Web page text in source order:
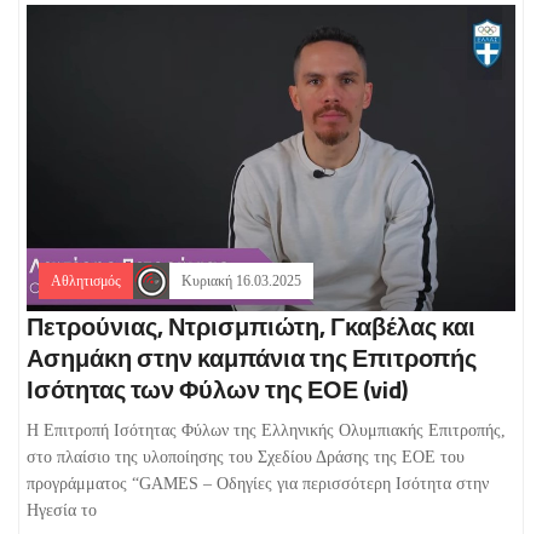
Αθλητισμός Κυριακή 16.03.2025
Πετρούνιας, Ντρισμπιώτη, Γκαβέλας και
Ασημάκη στην καμπάνια της Επιτροπής
Ισότητας των Φύλων της ΕΟΕ (vid)
Η Επιτροπή Ισότητας Φύλων της Ελληνικής Ολυμπιακής Επιτροπής,
στο πλαίσιο της υλοποίησης του Σχεδίου Δράσης της ΕΟΕ του
προγράμματος “GAMES – Οδηγίες για περισσότερη Ισότητα στην
Ηγεσία το